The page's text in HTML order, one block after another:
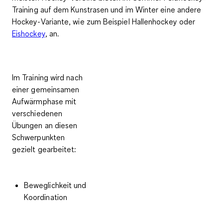
Training auf dem Kunstrasen und im Winter eine andere
Hockey-Variante, wie zum Beispiel Hallenhockey oder
Eishockey, an.
Im Training wird nach
einer gemeinsamen
Aufwärmphase mit
verschiedenen
Übungen an diesen
Schwerpunkten
gezielt gearbeitet:
Beweglichkeit und
Koordination